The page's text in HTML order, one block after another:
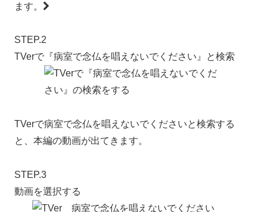
ます。
STEP.2
TVerで『病室で念仏を唱えないでください』と検索
TVerで病室で念仏を唱えないでくださいと検索する
と、本編の動画が出てきます。
STEP.3
動画を選択する